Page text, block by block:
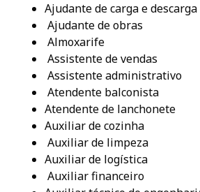
Ajudante de carga e
Ajudante de obras
Almoxarife
Assistente de vendas
Assistente administrativo
Atendente balconista
Atendente de lanchonete
Auxiliar de cozinha
Auxiliar de limpeza
Auxiliar de logística
Auxiliar financeiro